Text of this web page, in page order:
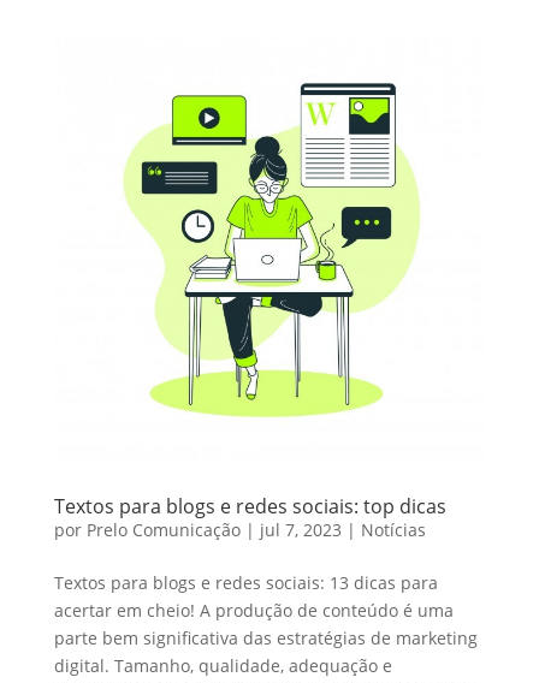
Textos para blogs e redes sociais: top dicas
por Prelo Comunicação| jul 7, 2023 | Notícias
Textos para blogs e redes sociais: 13 dicas para
acertar em cheio! A produção de conteúdo é uma
parte bem significativa das estratégias de marketing
digital. Tamanho, qualidade, adequação e